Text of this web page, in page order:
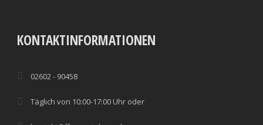
KONTAKTINFORMATIONEN
02602 - 90458
Täglich von 10:00-17:00 Uhr oder